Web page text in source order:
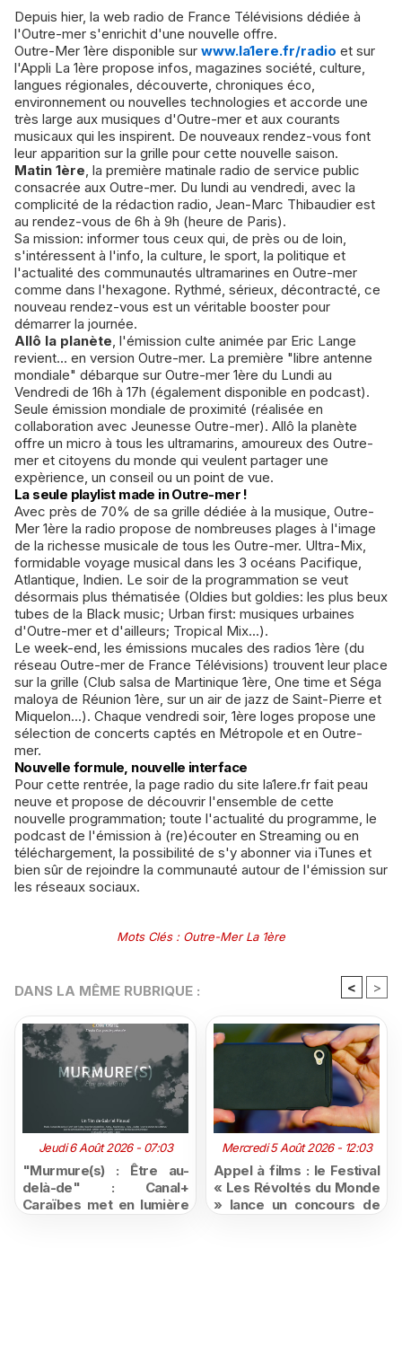
Depuis hier, la web radio de France Télévisions dédiée à
l'Outre-mer s'enrichit d'une nouvelle offre.
Outre-Mer 1ère disponible sur www.la1ere.fr/radio et sur
l'Appli La 1ère propose infos, magazines société, culture,
langues régionales, découverte, chroniques éco,
environnement ou nouvelles technologies et accorde une
très large aux musiques d'Outre-mer et aux courants
musicaux qui les inspirent. De nouveaux rendez-vous font
leur apparition sur la grille pour cette nouvelle saison.
Matin 1ère, la première matinale radio de service public
consacrée aux Outre-mer. Du lundi au vendredi, avec la
complicité de la rédaction radio, Jean-Marc Thibaudier est
au rendez-vous de 6h à 9h (heure de Paris).
Sa mission: informer tous ceux qui, de près ou de loin,
s'intéressent à l'info, la culture, le sport, la politique et
l'actualité des communautés ultramarines en Outre-mer
comme dans l'hexagone. Rythmé, sérieux, décontracté, ce
nouveau rendez-vous est un véritable booster pour
démarrer la journée.
Allô la planète, l'émission culte animée par Eric Lange
revient... en version Outre-mer. La première "libre antenne
mondiale" débarque sur Outre-mer 1ère du Lundi au
Vendredi de 16h à 17h (également disponible en podcast).
Seule émission mondiale de proximité (réalisée en
collaboration avec Jeunesse Outre-mer). Allô la planète
offre un micro à tous les ultramarins, amoureux des Outre-
mer et citoyens du monde qui veulent partager une
expèrience, un conseil ou un point de vue.
La seule playlist made in Outre-mer !
Avec près de 70% de sa grille dédiée à la musique, Outre-
Mer 1ère la radio propose de nombreuses plages à l'image
de la richesse musicale de tous les Outre-mer. Ultra-Mix,
formidable voyage musical dans les 3 océans Pacifique,
Atlantique, Indien. Le soir de la programmation se veut
désormais plus thématisée (Oldies but goldies: les plus beux
tubes de la Black music; Urban first: musiques urbaines
d'Outre-mer et d'ailleurs; Tropical Mix...).
Le week-end, les émissions mucales des radios 1ère (du
réseau Outre-mer de France Télévisions) trouvent leur place
sur la grille (Club salsa de Martinique 1ère, One time et Séga
maloya de Réunion 1ère, sur un air de jazz de Saint-Pierre et
Miquelon...). Chaque vendredi soir, 1ère loges propose une
sélection de concerts captés en Métropole et en Outre-
mer.
Nouvelle formule, nouvelle interface
Pour cette rentrée, la page radio du site la1ere.fr fait peau
neuve et propose de découvrir l'ensemble de cette
nouvelle programmation; toute l'actualité du programme, le
podcast de l'émission à (re)écouter en Streaming ou en
téléchargement, la possibilité de s'y abonner via iTunes et
bien sûr de rejoindre la communauté autour de l'émission sur
les réseaux sociaux.
Mots Clés: Outre-Mer La 1ère
DANS LA MÊME RUBRIQUE : < >
Jeudi 6 Août 2026 - 07:03
"Murmure(s) : Être au-
delà-de" : Canal+
Caraïbes met en lumière
Mercredi 5 Août 2026 - 12:03
Appel à films : le Festival
« Les Révoltés du Monde
» lance un concours de